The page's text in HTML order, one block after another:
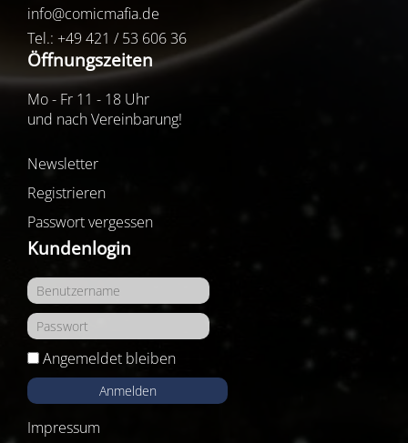
info@comicmafia.de
Tel.: +49 421 / 53 606 36
Öffnungszeiten
Mo - Fr 11 - 18 Uhr
und nach Vereinbarung!
Newsletter
Registrieren
Passwort vergessen
Kundenlogin
Angemeldet bleiben
Anmelden
Impressum